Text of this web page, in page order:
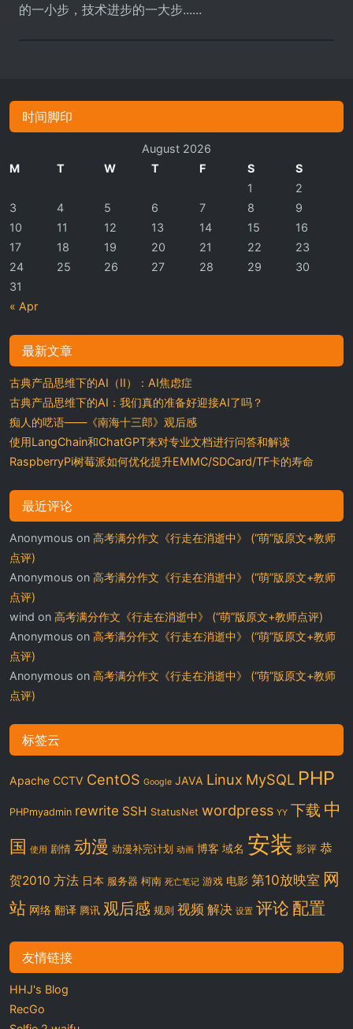
的一小步，技术进步的一大步......
时间脚印
August 2026
M
T W T F S S
« Apr
1
2
3
4 5 6 7 8
9
10
11 12 13 14 15
16
17
18 19 20 21 22
23
24
25 26 27 28 29
30
31
最新文章
古典产品思维下的AI（II）：AI焦虑症
古典产品思维下的AI：我们真的准备好迎接AI了吗？
痴人的呓语——《南海十三郎》观后感
使用LangChain和ChatGPT来对专业文档进行问答和解读
RaspberryPi树莓派如何优化提升EMMC/SDCard/TF卡的寿命
最近评论
Anonymous on 高考满分作文《行走在消逝中》 (“萌”版原文+教师
点评)
Anonymous on 高考满分作文《行走在消逝中》 (“萌”版原文+教师
点评)
wind on 高考满分作文《行走在消逝中》 (“萌”版原文+教师点评)
Anonymous on 高考满分作文《行走在消逝中》 (“萌”版原文+教师
点评)
Anonymous on 高考满分作文《行走在消逝中》 (“萌”版原文+教师
点评)
标签云
Apache CCTV CentOS Google JAVA Linux MySQL PHP
PHPmyadmin rewrite SSH StatusNet wordpress YY 下载 中
国 使用 剧情 动漫 动漫补完计划 动画 博客 域名 安装 影评 恭
贺2010 方法 日本 服务器 柯南 死亡笔记 游戏 电影 第10放映室 网
站 网络 翻译 腾讯 观后感 规则 视频 解决 设置 评论 配置
友情链接
HHJ's Blog
RecGo